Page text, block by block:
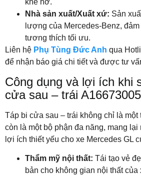
khe hở.
Nhà sản xuất/Xuất xứ: Sản
lượng của Mercedes-Benz,
tương thích tối ưu.
Liên hệ Phụ Tùng Đức Anh qua
để nhận báo giá chi tiết và được tư
Công dụng và lợi ích khi
cửa sau – trái
Táp bi cửa sau – trái không chỉ là một
còn là một bộ phận đa năng, mang lại
lợi ích thiết yếu cho xe Mercedes GL
Thẩm mỹ nội thất: Tái tạo vẻ
bản cho không gian nội thất